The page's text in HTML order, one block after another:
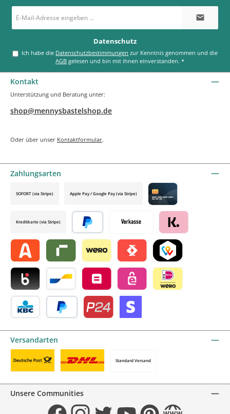
Mail-
*
Datenschutz
Ich habe die Datenschutzbestimmungen
AGB gelesen und bin mit ihnen einverstanden.*
Kontakt
Unterstützung und Beratung unter:
shop@mennysbastelshop.de
Oder über unser Kontaktformular.
Zahlungsarten
Vorkasse Klarna by mollie
Alma by mollieRiverty by mollie
Wero Satispay by mollieTWINT by mollie
Blik by mollieBancontact by mollie
Belfius by mollieeps by mollie
SOFORT (via Stripe) Apple Pay / Google Pay (via Stripe)
Credit card by mollie
Kreditkarte (via Stripe)
Später bezahlen
Versandarten
Standard Versand
Unsere Communities